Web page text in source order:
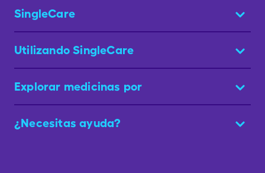
SingleCare
Utilizando SingleCare
Explorar medicinas por
¿Necesitas ayuda?